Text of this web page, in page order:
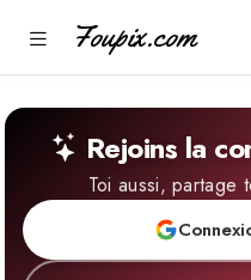
Foupix.com
Rejoins la
Toi aussi, partage